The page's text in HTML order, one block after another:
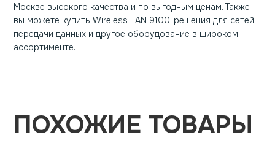
Москве высокого качества и по выгодным ценам. Также
вы можете купить Wireless LAN 9100, решения для сетей
передачи данных и другое оборудование в широком
ассортименте.
ПОХОЖИЕ ТОВАРЫ